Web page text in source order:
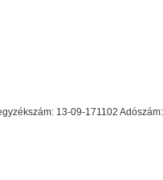
13-09-171102